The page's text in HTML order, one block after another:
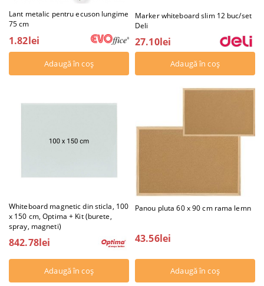
Lant metalic pentru ecuson lungime
75 cm
1.82lei
Marker whiteboard slim 12 buc/set
Deli
27.10lei
Whiteboard magnetic din sticla, 100
x 150 cm, Optima + Kit (burete,
spray, magneti)
842.78lei
Panou pluta 60 x 90 cm rama lemn
43.56lei